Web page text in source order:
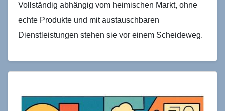
Vollständig abhängig vom heimischen Markt, ohne
echte Produkte und mit austauschbaren
Dienstleistungen stehen sie vor einem Scheideweg.